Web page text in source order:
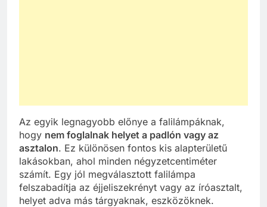
Az egyik legnagyobb előnye a falilámpáknak,
hogy nem foglalnak helyet a padlón vagy az
asztalon. Ez különösen fontos kis alapterületű
lakásokban, ahol minden négyzetcentiméter
számít. Egy jól megválasztott falilámpa
felszabadítja az éjjeliszekrényt vagy az íróasztalt,
helyet adva más tárgyaknak, eszközöknek.